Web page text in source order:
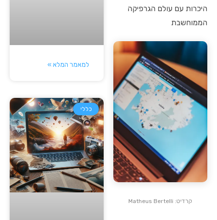
היכרות עם עולם הגרפיקה
הממוחשבת
קרדיט: Matheus Bertelli
למאמר המלא »
כללי